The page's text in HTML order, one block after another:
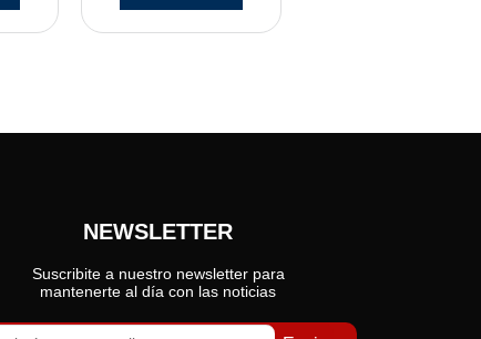
NEWSLETTER
Suscribite a nuestro newsletter para
mantenerte al día con las noticias